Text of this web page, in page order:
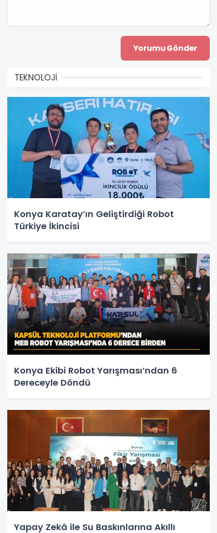
TEKNOLOJİ
Konya Karatay’ın Geliştirdiği Robot
Türkiye İkincisi
Konya Ekibi Robot Yarışması’ndan 6
Dereceyle Döndü
Yapay Zekâ ile Su Baskınlarına Akıllı